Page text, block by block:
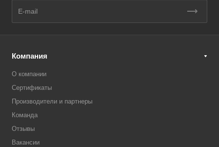
Компания
О компании
Сертификаты
Производители и партнеры
Команда
Отзывы
Вакансии